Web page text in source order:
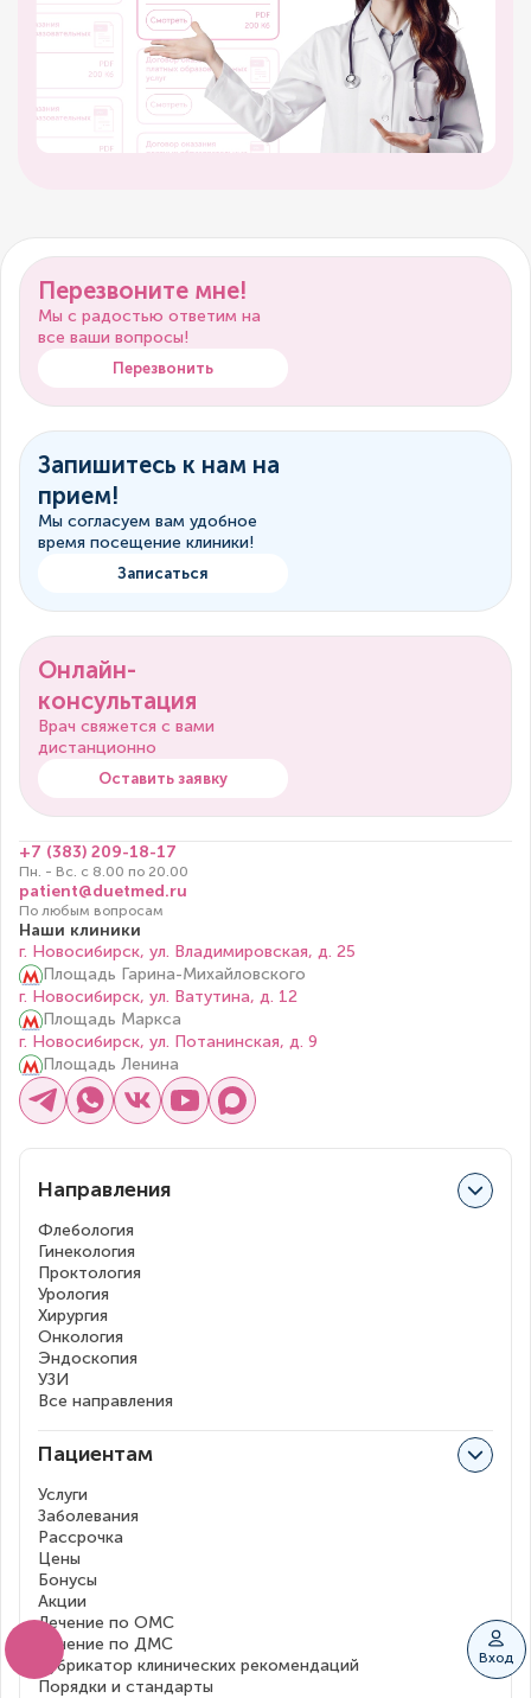
Вход
Перезвоните мне!
Мы с радостью ответим на
все ваши вопросы!
Перезвонить
Запишитесь к нам на
прием!
Мы согласуем вам удобное
время посещение клиники!
Записаться
Онлайн-
консультация
Врач свяжется с вами
дистанционно
Оставить заявку
+7 (383) 209-18-17
Пн. - Вс. с 8.00 по 20.00
patient@duetmed.ru
По любым вопросам
Наши клиники
г. Новосибирск, ул. Владимировская, д. 25
Площадь Гарина-Михайловского
г. Новосибирск, ул. Ватутина, д. 12
Площадь Маркса
г. Новосибирск, ул. Потанинская, д. 9
Площадь Ленина
Направления
Флебология
Гинекология
Проктология
Урология
Хирургия
Онкология
Эндоскопия
УЗИ
Все направления
Пациентам
Услуги
Заболевания
Рассрочка
Цены
Бонусы
Акции
Лечение по ОМС
Лечение по ДМС
Рубрикатор клинических рекомендаций
Порядки и стандарты